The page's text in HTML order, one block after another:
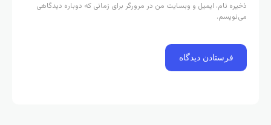
ذخیره نام، ایمیل و وبسایت من در مرورگر برای زمانی که دوباره دیدگاهی
می‌نویسم.